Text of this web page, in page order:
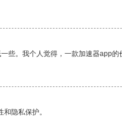
些。我个人觉得，一款加速器app的
隐私保护。